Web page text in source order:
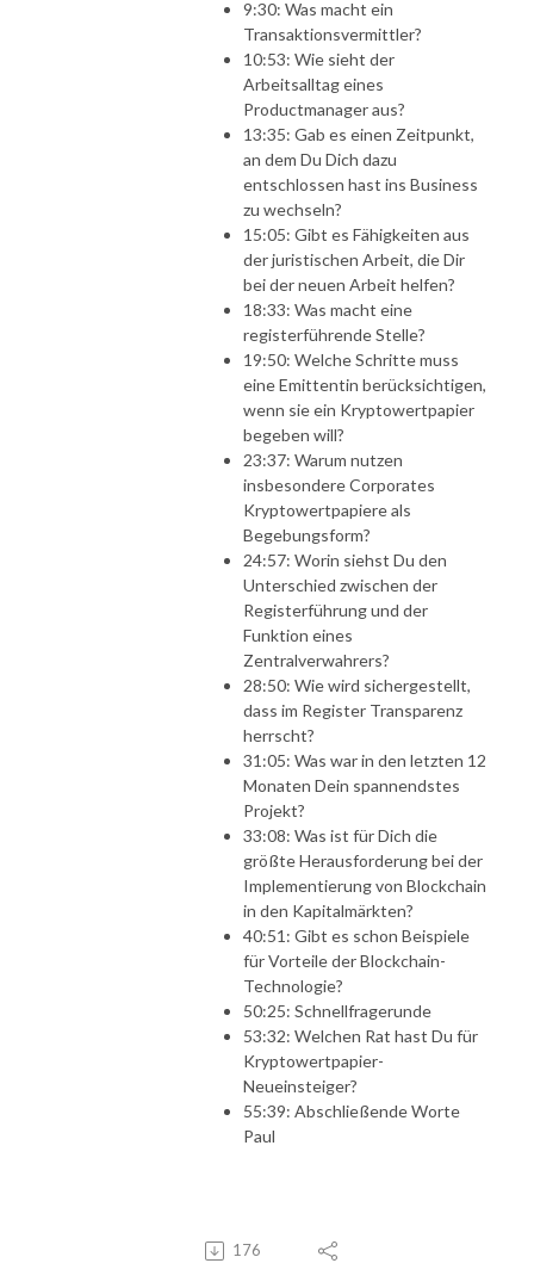
9:30: Was macht ein
Transaktionsvermittler?
10:53: Wie sieht der
Arbeitsalltag eines
Productmanager aus?
13:35: Gab es einen Zeitpunkt,
an dem Du Dich dazu
entschlossen hast ins Business
zu wechseln?
15:05: Gibt es Fähigkeiten aus
der juristischen Arbeit, die Dir
bei der neuen Arbeit helfen?
18:33: Was macht eine
registerführende Stelle?
19:50: Welche Schritte muss
eine Emittentin berücksichtigen,
wenn sie ein Kryptowertpapier
begeben will?
23:37: Warum nutzen
insbesondere Corporates
Kryptowertpapiere als
Begebungsform?
24:57: Worin siehst Du den
Unterschied zwischen der
Registerführung und der
Funktion eines
Zentralverwahrers?
28:50: Wie wird sichergestellt,
dass im Register Transparenz
herrscht?
31:05: Was war in den letzten 12
Monaten Dein spannendstes
Projekt?
33:08: Was ist für Dich die
größte Herausforderung bei der
Implementierung von Blockchain
in den Kapitalmärkten?
40:51: Gibt es schon Beispiele
für Vorteile der Blockchain-
Technologie?
50:25: Schnellfragerunde
53:32: Welchen Rat hast Du für
Kryptowertpapier-
Neueinsteiger?
55:39: Abschließende Worte
Paul
176